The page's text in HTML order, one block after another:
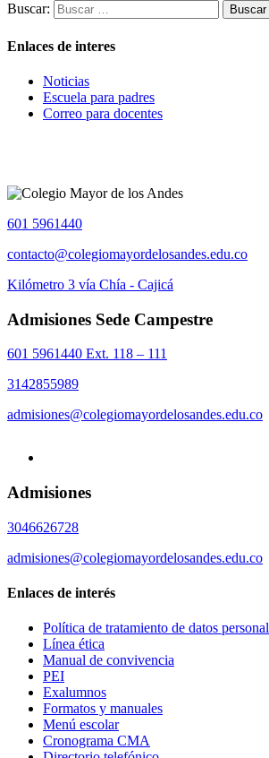
Buscar:
Enlaces de interes
Noticias
Escuela para padres
Correo para docentes
601 5961440
contacto@colegiomayordelosandes.edu.co
Kilómetro 3 vía Chía - Cajicá
Admisiones Sede Campestre
601 5961440 Ext. 118 – 111
3142855989
admisiones@colegiomayordelosandes.edu.co
Admisiones
3046626728
admisiones@colegiomayordelosandes.edu.co
Enlaces de interés
Política de tratamiento de datos
Línea ética
Manual de convivencia
PEI
Exalumnos
Formatos y manuales
Menú escolar
Cronograma CMA